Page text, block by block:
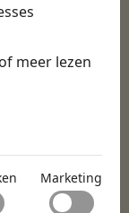
meer lezen
bruikbaar te
en
Marketing
Logistiek & Groen